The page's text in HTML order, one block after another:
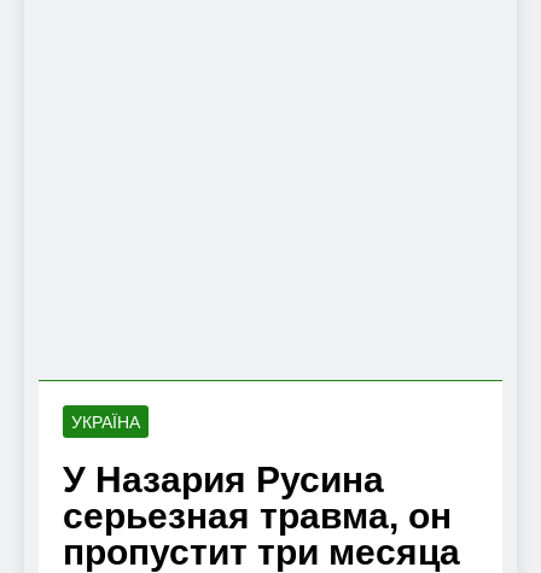
УКРАЇНА
У Назария Русина
серьезная травма, он
пропустит три месяца